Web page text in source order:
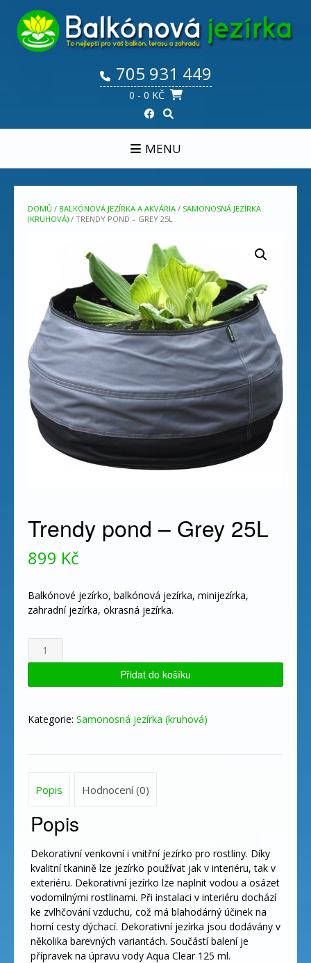
content
705 931 449
0 - 0 KČ
MENU
DOMŮ / BALKÓNOVÁ JEZÍRKA A AKVÁRIA / SAMONOSNÁ JEZÍRKA
(KRUHOVÁ) / TRENDY POND – GREY 25L
Trendy pond – Grey 25L
899 Kč
Balkónové jezírko, balkónová jezírka, minijezírka,
zahradní jezírka, okrasná jezírka.
Trendy
pond
Grey
množství
Přidat do košíku
Kategorie: Samonosná jezírka (kruhová)
Popis Hodnocení (0)
Popis
Dekorativní venkovní i vnitřní jezírko pro rostliny. Díky
kvalitní tkanině lze jezírko používat jak v interiéru, tak v
exteriéru. Dekorativní jezírko lze naplnit vodou a osázet
vodomilnými rostlinami. Při instalaci v interiéru dochází
ke zvlhčování vzduchu, což má blahodárný účinek na
horní cesty dýchací. Dekorativní jezírka jsou dodávány v
několika barevných variantách. Součástí balení je
přípravek na úpravu vody Aqua Clear 125 ml.